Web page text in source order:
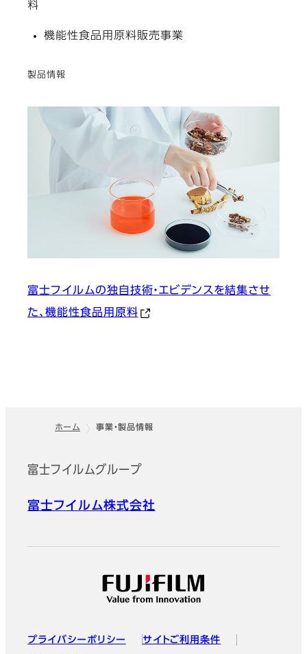
料
機能性食品用原料販売事業
製品情報
富士フイルムの独自技術・エビデンスを結集させ
た、機能性食品用原料
ホーム 事業・製品情報
富士フイルムグループ
富士フイルム株式会社
プライバシーポリシー
サイトご利用条件